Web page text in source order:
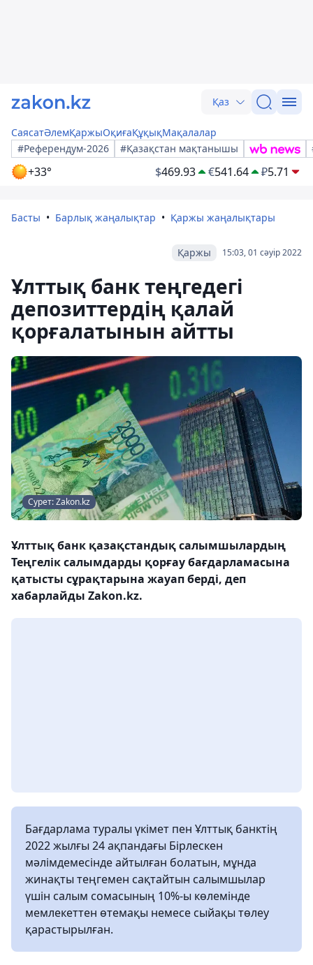
Қаз
СаясатӘлемҚаржыОқиғаҚұқықМақалалар
#Референдум-2026
#Қазақстан мақтанышы
+33° $469.93 €541.64 ₽5.71
Басты Барлық жаңалықтар Қаржы жаңалықтары
15:03, 01 сәуір 2022
Қаржы
Ұлттық банк теңгедегі
депозиттердің қалай
қорғалатынын айтты
Сурет: Zakon.kz
Ұлттық банк қазақстандық салымшылардың
Теңгелік салымдарды қорғау бағдарламасына
қатысты сұрақтарына жауап берді, деп
хабарлайды Zakon.kz.
Бағдарлама туралы үкімет пен Ұлттық банктің
2022 жылғы 24 ақпандағы Бірлескен
мәлімдемесінде айтылған болатын, мұнда
жинақты теңгемен сақтайтын салымшылар
үшін салым сомасының 10%-ы көлемінде
мемлекеттен өтемақы немесе сыйақы төлеу
қарастырылған.